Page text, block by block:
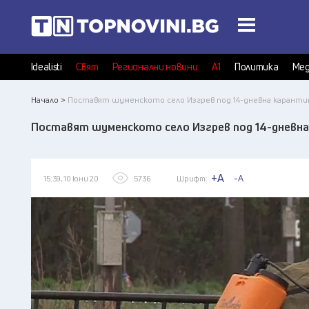
Idealisti Свят Регионални новини А1 Политика
Начало > Поставят шуменското село Изгрев под 14-дневна
Поставят шуменското село Изгрев под 14-
15:39, 10 юни 20 5736 Шрифт: +A -A